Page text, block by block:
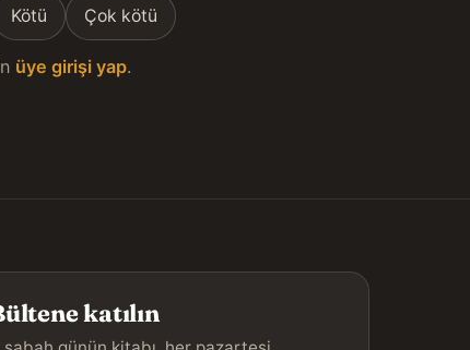
Kötü Çok kötü
üye girişi yap.
katılın